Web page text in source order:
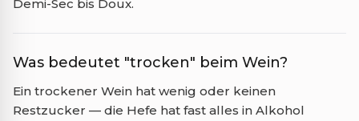
Demi-Sec bis Doux.
Was bedeutet "trocken" beim Wein?
Ein trockener Wein hat wenig oder keinen
Restzucker — die Hefe hat fast alles in Alkohol